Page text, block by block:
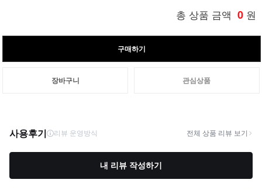
총 상품 금액 0 원
구매하기
장바구니 관심상품